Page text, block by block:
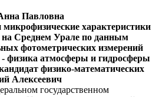
Павловна
микрофизические характеристики
на Среднем Урале по данным
фотометрических измерений
- физика атмосферы и гидросферы
физико-математических
Алексеевич
государственном